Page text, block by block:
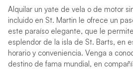
Alquilar un yate de vela o de motor
incluido en St. Martin le ofrece un
este paraíso elegante, que le
esplendor de la isla de St. Barts, en
horario y conveniencia. Venga a
destino de fama mundial, en